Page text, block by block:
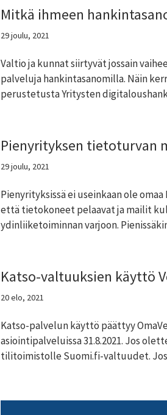
Mitkä ihmeen
29 joulu, 2021
Valtio ja kunnat siirtyvät jossain
palveluja hankintasanomilla. Näin
perustetusta Yritysten
Pienyrityksen tietoturvan
29 joulu, 2021
Pienyrityksissä ei useinkaan ole
että tietokoneet pelaavat ja mailit
ydinliiketoiminnan varjoon.
Katso-valtuuksien käyttö
20 elo, 2021
Katso-palvelun käyttö päättyy
asiointipalveluissa 31.8.2021. Jos
tilitoimistolle Suomi.fi-valtuudet.